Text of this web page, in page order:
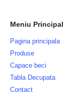
Meniu Principal
Pagina principala
Produse
Capace beci
Tabla Decupata
Contact